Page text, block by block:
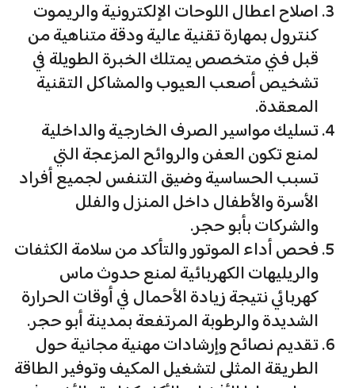
اصلاح اعطال اللوحات الإلكترونية والريموت
كنترول بمهارة تقنية عالية ودقة متناهية من
قبل فني متخصص يمتلك الخبرة الطويلة في
تشخيص أصعب العيوب والمشاكل التقنية
المعقدة.
تسليك مواسير الصرف الخارجية والداخلية
لمنع تكون العفن والروائح المزعجة التي
تسبب الحساسية وضيق التنفس لجميع أفراد
الأسرة والأطفال داخل المنزل والفلل
والشركات بأبو حجر.
فحص أداء الموتور والتأكد من سلامة الكثفات
والريليهات الكهربائية لمنع حدوث ماس
كهربائي نتيجة زيادة الأحمال في أوقات الحرارة
الشديدة والرطوبة المرتفعة بمدينة أبو حجر.
تقديم نصائح وإرشادات مهنية مجانية حول
الطريقة المثلى لتشغيل المكيف وتوفير الطاقة